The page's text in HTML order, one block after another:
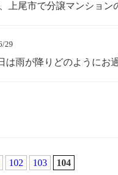
上尾市で分譲マンション
29
雨が降りどのようにお
102 103 104